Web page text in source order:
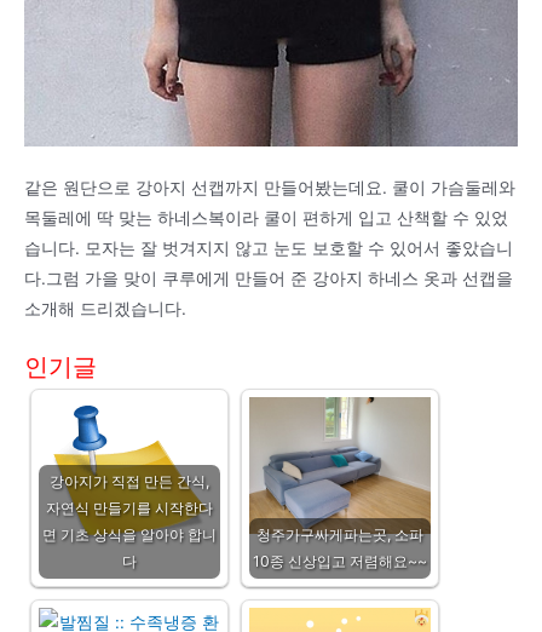
같은 원단으로 강아지 선캡까지 만들어봤는데요. 쿨이 가슴둘레와
목둘레에 딱 맞는 하네스복이라 쿨이 편하게 입고 산책할 수 있었
습니다. 모자는 잘 벗겨지지 않고 눈도 보호할 수 있어서 좋았습니
다.그럼 가을 맞이 쿠루에게 만들어 준 강아지 하네스 옷과 선캡을
소개해 드리겠습니다.
인기글
강아지가 직접 만든 간식,
자연식 만들기를 시작한다
면 기초 상식을 알아야 합니
다
청주가구싸게파는곳, 소파
10종 신상입고 저렴해요~~